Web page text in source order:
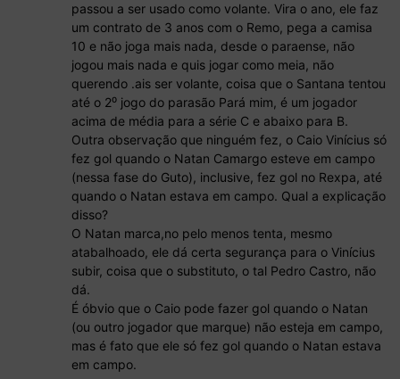
passou a ser usado como volante. Vira o ano, ele faz
um contrato de 3 anos com o Remo, pega a camisa
10 e não joga mais nada, desde o paraense, não
jogou mais nada e quis jogar como meia, não
querendo .ais ser volante, coisa que o Santana tentou
até o 2⁰ jogo do parasão Pará mim, é um jogador
acima de média para a série C e abaixo para B.
Outra observação que ninguém fez, o Caio Vinícius só
fez gol quando o Natan Camargo esteve em campo
(nessa fase do Guto), inclusive, fez gol no Rexpa, até
quando o Natan estava em campo. Qual a explicação
disso?
O Natan marca,no pelo menos tenta, mesmo
atabalhoado, ele dá certa segurança para o Vinícius
subir, coisa que o substituto, o tal Pedro Castro, não
dá.
É óbvio que o Caio pode fazer gol quando o Natan
(ou outro jogador que marque) não esteja em campo,
mas é fato que ele só fez gol quando o Natan estava
em campo.